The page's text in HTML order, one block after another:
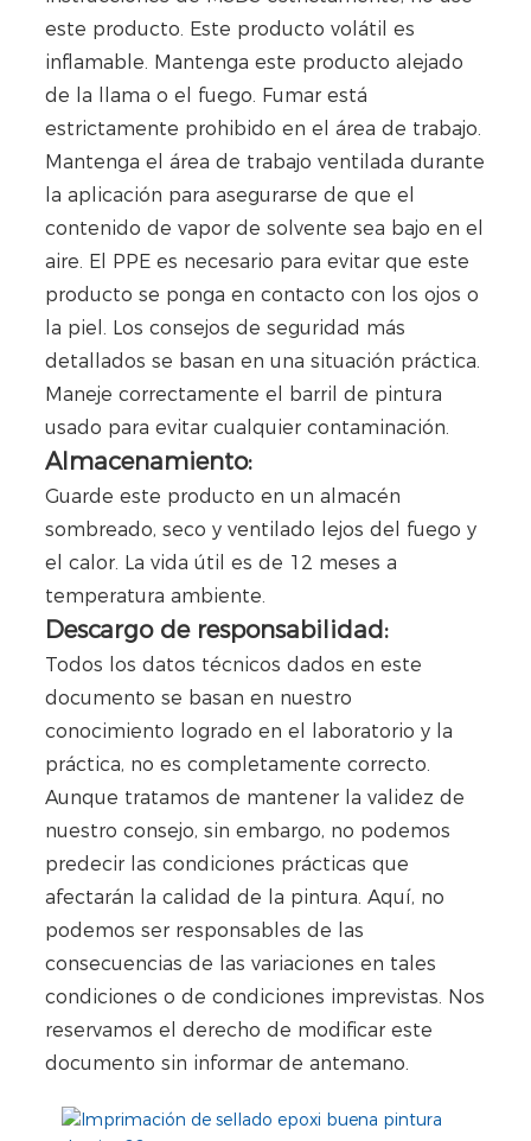
este producto. Este producto volátil es
inflamable. Mantenga este producto alejado
de la llama o el fuego. Fumar está
estrictamente prohibido en el área de trabajo.
Mantenga el área de trabajo ventilada durante
la aplicación para asegurarse de que el
contenido de vapor de solvente sea bajo en el
aire. El PPE es necesario para evitar que este
producto se ponga en contacto con los ojos o
la piel. Los consejos de seguridad más
detallados se basan en una situación práctica.
Maneje correctamente el barril de pintura
usado para evitar cualquier contaminación.
Almacenamiento:
Guarde este producto en un almacén
sombreado, seco y ventilado lejos del fuego y
el calor. La vida útil es de 12 meses a
temperatura ambiente.
Descargo de responsabilidad:
Todos los datos técnicos dados en este
documento se basan en nuestro
conocimiento logrado en el laboratorio y la
práctica, no es completamente correcto.
Aunque tratamos de mantener la validez de
nuestro consejo, sin embargo, no podemos
predecir las condiciones prácticas que
afectarán la calidad de la pintura. Aquí, no
podemos ser responsables de las
consecuencias de las variaciones en tales
condiciones o de condiciones imprevistas. Nos
reservamos el derecho de modificar este
documento sin informar de antemano.